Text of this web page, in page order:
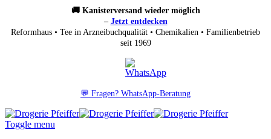
🚚 Kanisterversand wieder möglich
– Jetzt entdecken
Reformhaus • Tee in Arzneibuchqualität • Chemikalien • Familienbetrieb
seit 1969
💬 Fragen? WhatsApp-Beratung
Toggle menu